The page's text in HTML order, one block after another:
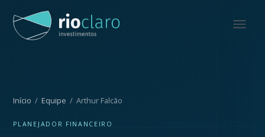
Início / Equipe / Arthur Falcão
PLANEJADOR FINANCEIRO